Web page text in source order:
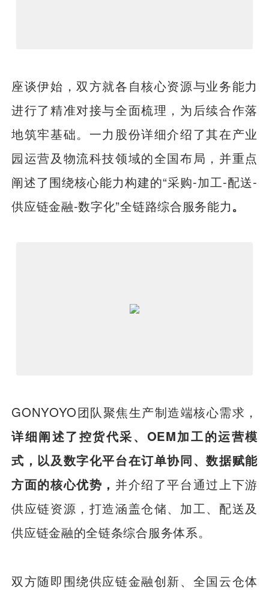
座谈伊始，双方就各自核心资源与业务能力
进行了精准对接与全面梳理，为后续合作落
地筑牢基础。一力股份详细介绍了其在产业
园运营及物流科技领域的全国布局，并重点
阐述了围绕核心能力构建的“采购-加工-配送-
供应链金融-数字化”全链路综合服务能力。
GONYOYO团队聚焦生产制造端核心需求，
详细阐述了控货代采、OEM加工的运营模
式，以及数字化平台在订单协同、数据赋能
方面的核心优势， 并介绍了平台通过上下游
供应链资源，打造涵盖仓储、加工、配送及
供应链金融的全链条综合服务体系。
双方随即围绕供应链金融创新、全国云仓体